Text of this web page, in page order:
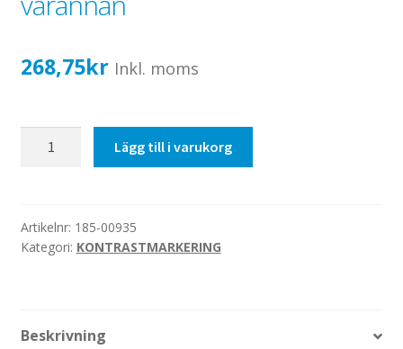
Sekretess/cookiespolicy; GDPR
Webbshop
268,75kr Inkl. moms
varannan
mängd
Lägg till i varukorg
Artikelnr: 185-00935
Kategori: KONTRASTMARKERING
Beskrivning